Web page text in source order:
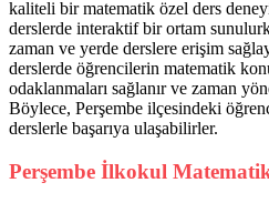
kaliteli bir matematik özel ders
derslerde interaktif bir ortam
zaman ve yerde derslere erişim
derslerde öğrencilerin matematik
odaklanmaları sağlanır ve zaman
Böylece, Perşembe ilçesindeki
derslerle başarıya ulaşabilirler.
Perşembe İlkokul